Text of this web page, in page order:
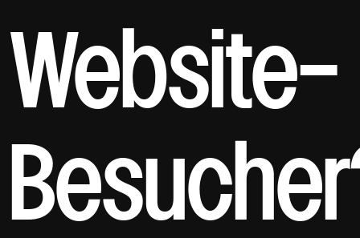
Website-